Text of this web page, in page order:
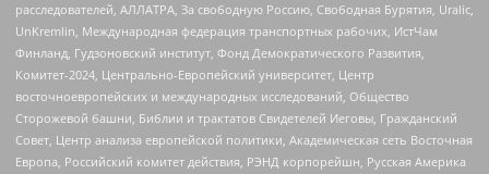
расследователей, АЛЛАТРА, За свободную Россию, Свободная Бурятия, Uralic,
UnKremlin, Международная федерация транспортных рабочих, ИстЧам
Финланд, Гудзоновский институт, Фонд Демократического Развития,
Комитет-2024, Центрально-Европейский университет, Центр
восточноевропейских и международных исследований, Общество
Сторожевой башни, Библии и трактатов Свидетелей Иеговы, Гражданский
Совет, Центр анализа европейской политики, Академическая сеть Восточная
Европа, Российский комитет действия, РЭНД корпорейшн, Русская Америка